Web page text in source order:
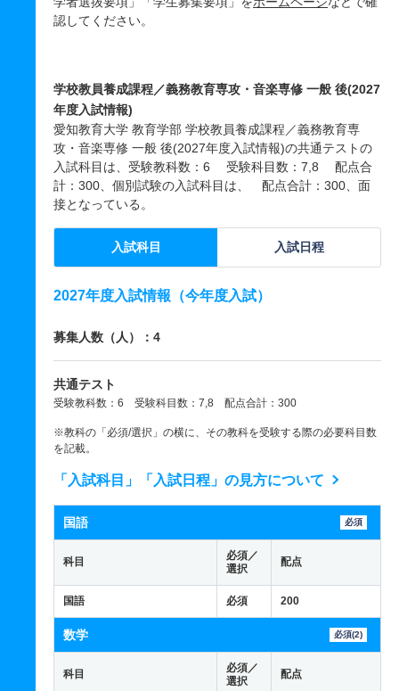
認してください。
学校教員養成課程／義務教育専攻・音楽専修 一般 後(2027
年度入試情報)
愛知教育大学 教育学部 学校教員養成課程／義務教育専
攻・音楽専修 一般 後(2027年度入試情報)の共通テストの
入試科目は、受験教科数：6 受験科目数：7,8 配点合
計：300、個別試験の入試科目は、 配点合計：300、面
接となっている。
入試科目 入試日程
2027年度入試情報（今年度入試）
募集人数（人）：4
共通テスト
受験教科数：6 受験科目数：7,8 配点合計：300
※教科の「必須/選択」の横に、その教科を受験する際の必要科目数
を記載。
「入試科目」「入試日程」の見方について
国語 必須
科目
必須／
選択
配点
国語 必須 200
数学 必須(2)
科目
必須／
選択
配点